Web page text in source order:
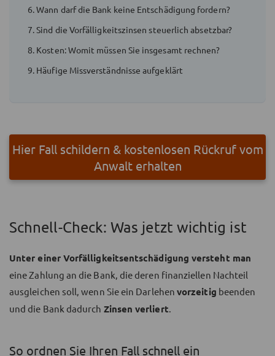
6. Wann darf die Bank keine Entschädigung fordern?
7. Sind die Vorfälligkeitszinsen steuerlich absetzbar?
8. Kosten: Womit müssen Sie insgesamt rechnen?
9. Häufige Missverständnisse aufgeklärt
Hier Fall schildern & kostenlosen Rückruf vom
Anwalt erhalten
Schnell-Check: Was jetzt wichtig ist
Unter einer Vorfälligkeitsentschädigung versteht man
eine Zahlung an die Bank, die deren finanziellen Nachteil
ausgleichen soll, wenn Sie ein Darlehen vorzeitig beenden
und die Bank dadurch Zinsen verliert
So ordnen Sie Ihren Fall schnell ein